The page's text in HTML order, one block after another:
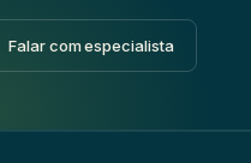
Falar com especialista